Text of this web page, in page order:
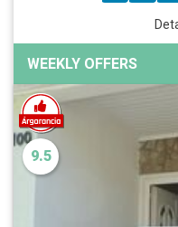
WEEKLY OFFERS
9.5